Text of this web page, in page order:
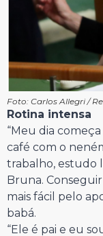
Foto: Carlos Allegri /
Rotina intensa
“Meu dia
café com o
trabalho, estudo
Bruna.
mais fácil pelo
babá.
“Ele é pai e eu